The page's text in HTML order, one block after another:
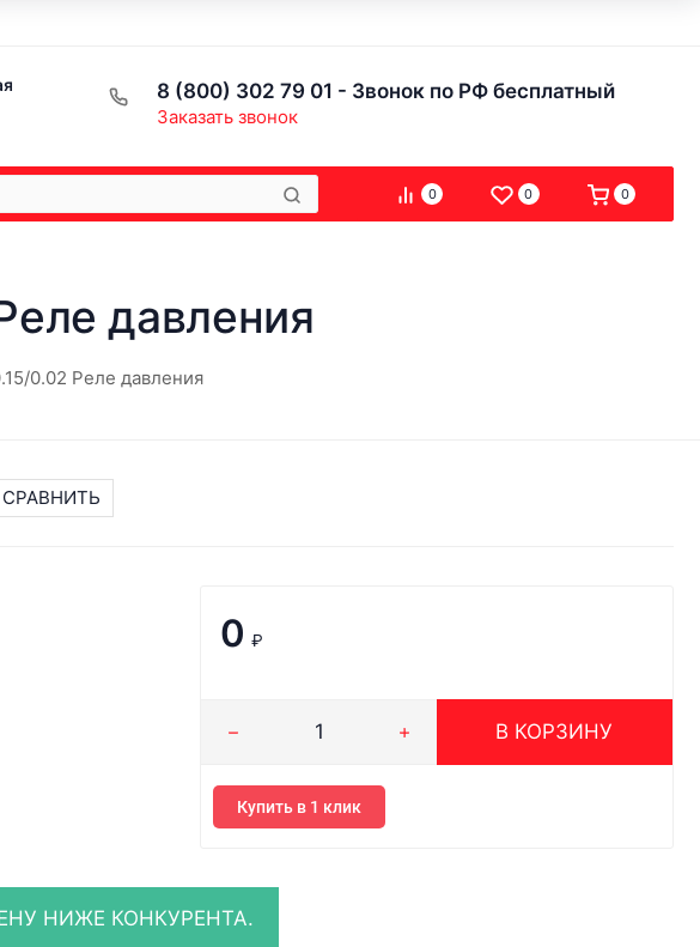
8 (800) 302 79 01 - Звонок по РФ бесплатный
Заказать звонок
0 0 0
давления
0.02 Реле давления
СРАВНИТЬ
0 ₽
В КОРЗИНУ
Купить в 1 клик